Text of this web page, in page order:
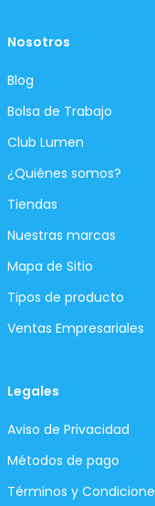
Nosotros
Blog
Bolsa de Trabajo
Club Lumen
¿Quiénes somos?
Tiendas
Nuestras marcas
Mapa de Sitio
Tipos de producto
Ventas Empresariales
Legales
Aviso de Privacidad
Métodos de pago
Términos y